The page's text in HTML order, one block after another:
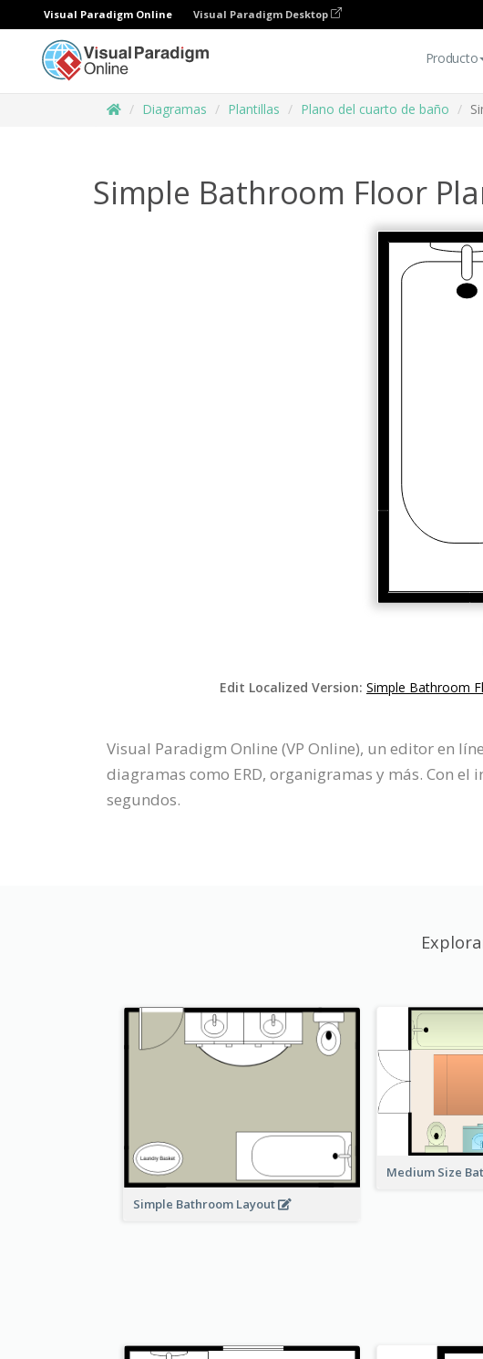
Visual Paradigm Online Visual Paradigm Desktop
Producto
Diagramas Plantillas Plano del cuarto de baño
Simple Bathroom Floor
Edit Localized Version: Simple Bathroom
Visual Paradigm Online (VP Online), un editor en
diagramas como ERD, organigramas y más. Con
segundos.
Simple Bathroom Layout
Medium Size